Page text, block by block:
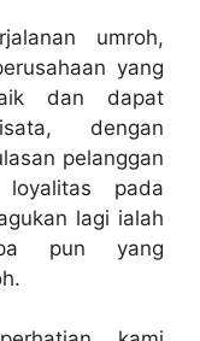
umroh,
yang
dan dapat
dengan
pelanggan
pada
lagi ialah
pun yang